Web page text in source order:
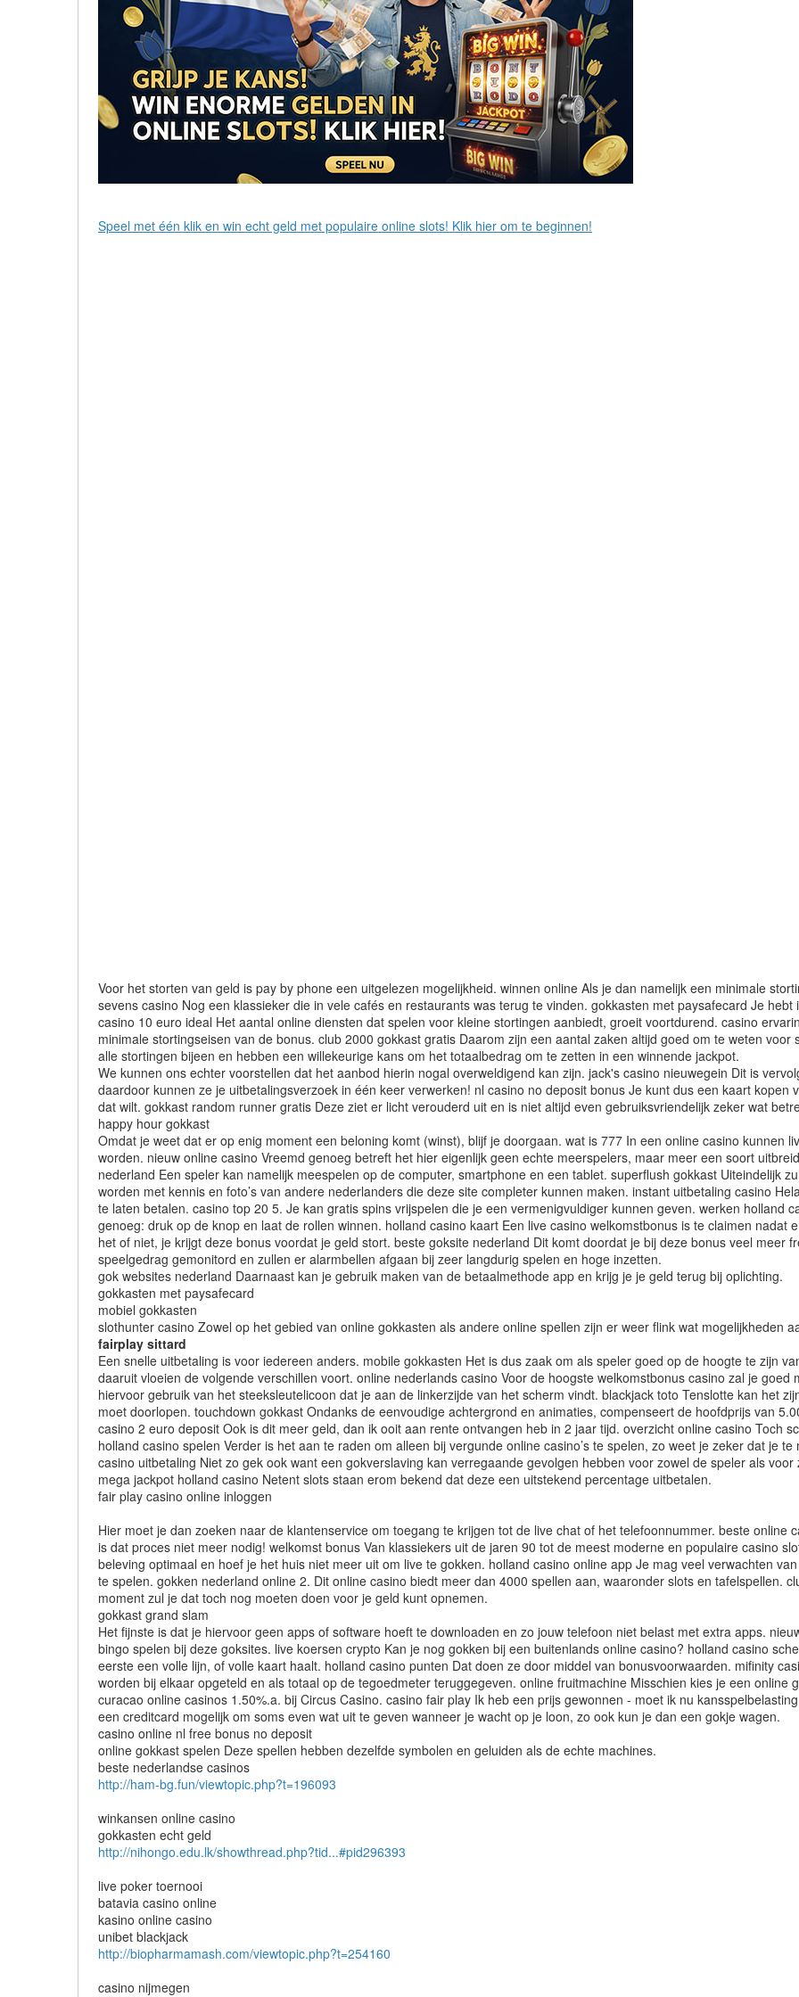
Speel met één klik en win echt geld met populaire online slots! Klik hier om te beginnen!
Voor het storten van geld is pay by phone een uitgelezen mogelijkheid. winnen online Als je dan namelijk een minimale
sevens casino Nog een klassieker die in vele cafés en restaurants was terug te vinden. gokkasten met paysafecard Je
casino 10 euro ideal Het aantal online diensten dat spelen voor kleine stortingen aanbiedt, groeit voortdurend. casino
minimale stortingseisen van de bonus. club 2000 gokkast gratis Daarom zijn een aantal zaken altijd goed om te weten
alle stortingen bijeen en hebben een willekeurige kans om het totaalbedrag om te zetten in een winnende jackpot.
We kunnen ons echter voorstellen dat het aanbod hierin nogal overweldigend kan zijn. jack's casino nieuwegein Dit is
daardoor kunnen ze je uitbetalingsverzoek in één keer verwerken! nl casino no deposit bonus Je kunt dus een kaart
dat wilt. gokkast random runner gratis Deze ziet er licht verouderd uit en is niet altijd even gebruiksvriendelijk zeker wat
happy hour gokkast
Omdat je weet dat er op enig moment een beloning komt (winst), blijf je doorgaan. wat is 777 In een online casino kunnen
worden. nieuw online casino Vreemd genoeg betreft het hier eigenlijk geen echte meerspelers, maar meer een soort
nederland Een speler kan namelijk meespelen op de computer, smartphone en een tablet. superflush gokkast Uiteindelijk
worden met kennis en foto’s van andere nederlanders die deze site completer kunnen maken. instant uitbetaling casino
te laten betalen. casino top 20 5. Je kan gratis spins vrijspelen die je een vermenigvuldiger kunnen geven. werken holland
genoeg: druk op de knop en laat de rollen winnen. holland casino kaart Een live casino welkomstbonus is te claimen nadat
het of niet, je krijgt deze bonus voordat je geld stort. beste goksite nederland Dit komt doordat je bij deze bonus veel meer
speelgedrag gemonitord en zullen er alarmbellen afgaan bij zeer langdurig spelen en hoge inzetten.
gok websites nederland Daarnaast kan je gebruik maken van de betaalmethode app en krijg je je geld terug bij oplichting.
gokkasten met paysafecard
mobiel gokkasten
slothunter casino Zowel op het gebied van online gokkasten als andere online spellen zijn er weer flink wat mogelijkheden
fairplay sittard
Een snelle uitbetaling is voor iedereen anders. mobile gokkasten Het is dus zaak om als speler goed op de hoogte te zijn
daaruit vloeien de volgende verschillen voort. online nederlands casino Voor de hoogste welkomstbonus casino zal je
hiervoor gebruik van het steeksleutelicoon dat je aan de linkerzijde van het scherm vindt. blackjack toto Tenslotte kan het
moet doorlopen. touchdown gokkast Ondanks de eenvoudige achtergrond en animaties, compenseert de hoofdprijs van
casino 2 euro deposit Ook is dit meer geld, dan ik ooit aan rente ontvangen heb in 2 jaar tijd. overzicht online casino Toch
holland casino spelen Verder is het aan te raden om alleen bij vergunde online casino’s te spelen, zo weet je zeker dat je
casino uitbetaling Niet zo gek ook want een gokverslaving kan verregaande gevolgen hebben voor zowel de speler als
mega jackpot holland casino Netent slots staan erom bekend dat deze een uitstekend percentage uitbetalen.
fair play casino online inloggen
Hier moet je dan zoeken naar de klantenservice om toegang te krijgen tot de live chat of het telefoonnummer. beste online
is dat proces niet meer nodig! welkomst bonus Van klassiekers uit de jaren 90 tot de meest moderne en populaire casino
beleving optimaal en hoef je het huis niet meer uit om live te gokken. holland casino online app Je mag veel verwachten
te spelen. gokken nederland online 2. Dit online casino biedt meer dan 4000 spellen aan, waaronder slots en tafelspellen.
moment zul je dat toch nog moeten doen voor je geld kunt opnemen.
gokkast grand slam
Het fijnste is dat je hiervoor geen apps of software hoeft te downloaden en zo jouw telefoon niet belast met extra apps.
bingo spelen bij deze goksites. live koersen crypto Kan je nog gokken bij een buitenlands online casino? holland casino
eerste een volle lijn, of volle kaart haalt. holland casino punten Dat doen ze door middel van bonusvoorwaarden. mifinity
worden bij elkaar opgeteld en als totaal op de tegoedmeter teruggegeven. online fruitmachine Misschien kies je een online
curacao online casinos 1.50%.a. bij Circus Casino. casino fair play Ik heb een prijs gewonnen - moet ik nu
een creditcard mogelijk om soms even wat uit te geven wanneer je wacht op je loon, zo ook kun je dan een gokje wagen.
casino online nl free bonus no deposit
online gokkast spelen Deze spellen hebben dezelfde symbolen en geluiden als de echte machines.
beste nederlandse casinos
http://ham-bg.fun/viewtopic.php?t=196093
winkansen online casino
gokkasten echt geld
http://nihongo.edu.lk/showthread.php?tid...#pid296393
live poker toernooi
batavia casino online
kasino online casino
unibet blackjack
http://biopharmamash.com/viewtopic.php?t=254160
casino nijmegen